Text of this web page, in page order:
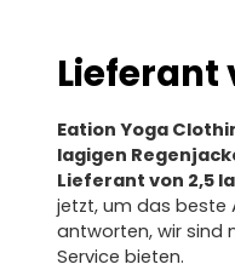
Lieferant
Eation Yoga
lagigen
Lieferant von 2,5
jetzt, um das beste
antworten, wir sind
Service bieten.